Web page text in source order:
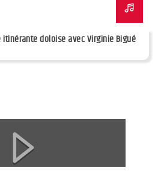
itinérante doloise avec Virginie Bigué